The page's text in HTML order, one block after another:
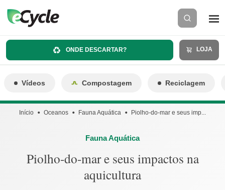
ONDE DESCARTAR? LOJA
Vídeos Compostagem Reciclagem
Início Oceanos Fauna Aquática Piolho-do-mar e seus imp...
Fauna Aquática
Piolho-do-mar e seus impactos na
aquicultura